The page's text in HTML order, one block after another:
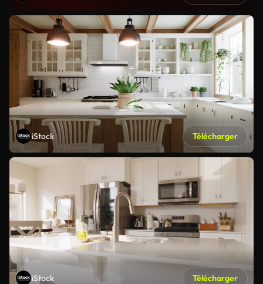
iStock Télécharger
iStock Télécharger